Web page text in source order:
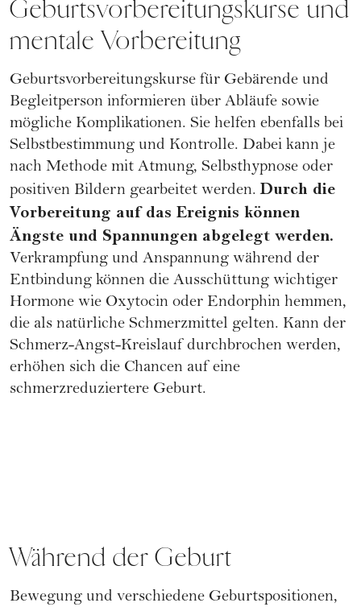
Geburtsvorbereitungskurse und
mentale Vorbereitung
Geburtsvorbereitungskurse für Gebärende und
Begleitperson informieren über Abläufe sowie
mögliche Komplikationen. Sie helfen ebenfalls bei
Selbstbestimmung und Kontrolle. Dabei kann je
nach Methode mit Atmung, Selbsthypnose oder
positiven Bildern gearbeitet werden.Durch die
Vorbereitung auf das Ereignis können
Ängste und Spannungen abgelegt werden.
Verkrampfung und Anspannung während der
Entbindung können die Ausschüttung wichtiger
Hormone wie Oxytocin oder Endorphin hemmen,
die als natürliche Schmerzmittel gelten. Kann der
Schmerz-Angst-Kreislauf durchbrochen werden,
erhöhen sich die Chancen auf eine
schmerzreduziertere Geburt.
Während der Geburt
Bewegung und verschiedene Geburtspositionen,